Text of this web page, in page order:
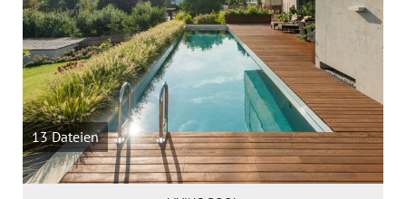
Fertigbecken
ÜBER UNS
KONTAKT
13 Dateien